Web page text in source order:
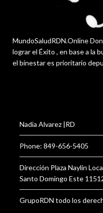
MundoSaludRDN.Online
lograr el Éxito , en base a la
el binestar es prioritario
Nadia Alvarez |RD
Phone: 849-656-5405
Dirección Plaza Naylin
Santo Domingo Este
GrupoRDN todo los